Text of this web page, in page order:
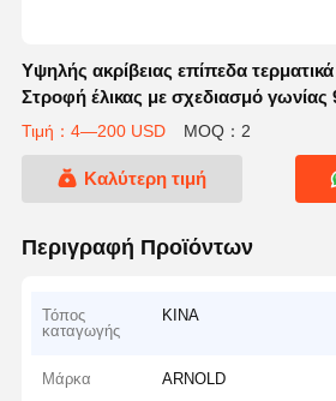
Υψηλής ακρίβειας επίπεδα
Στροφή έλικας με σχεδιασμό γωνίας
Τιμή：4—200 USD MOQ：2
Καλύτερη τιμή
Περιγραφή Προϊόντων
Τόπος
καταγωγής
ΚΙΝΑ
Μάρκα ARNOLD